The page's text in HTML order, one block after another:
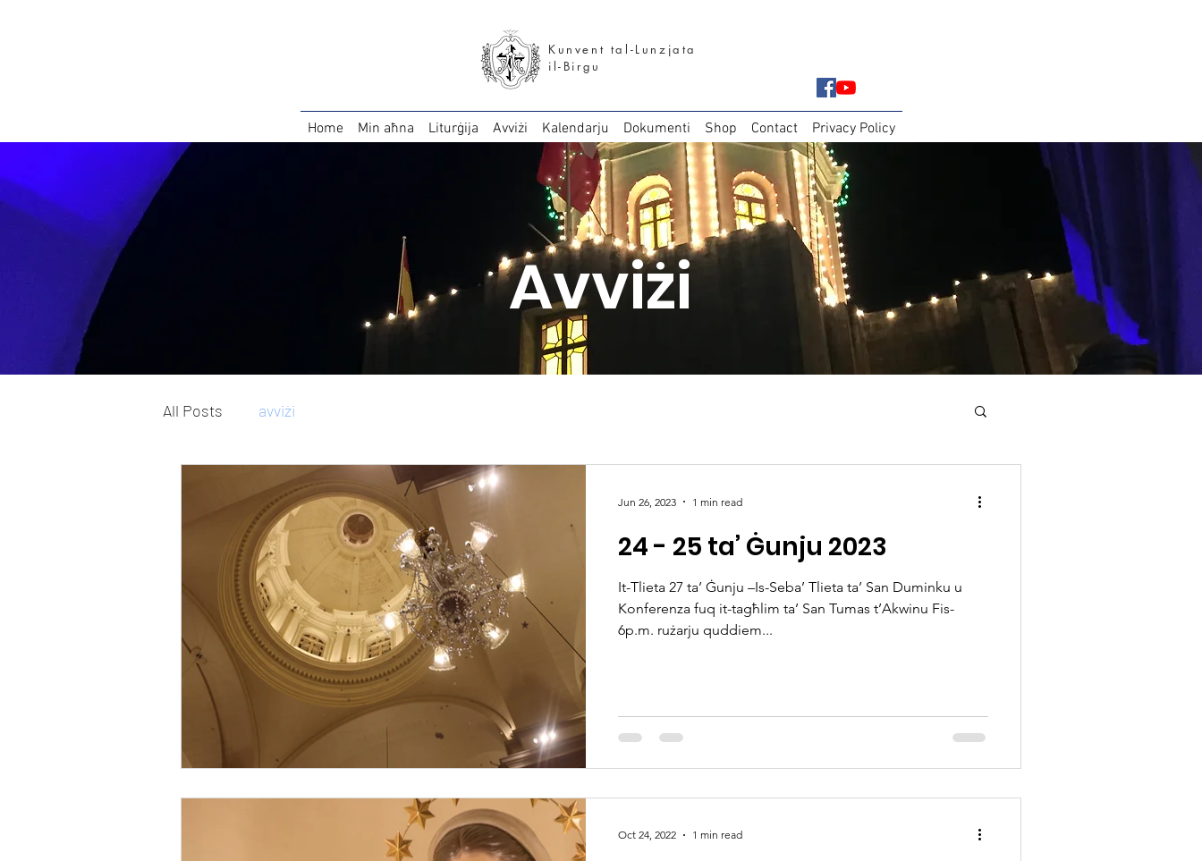
Kunvent tal-Lunzjata
il-Birgu
Home Min aħna Liturġija Avviżi Kalendarju Dokumenti Shop Contact Privacy Policy
Avviżi
All Posts avviżi
24 - 25 ta’ Ġunju 2023
It-Tlieta 27 ta’ Ġunju –Is-Seba’ Tlieta ta’ San Duminku u
Konferenza fuq it-tagħlim ta’ San Tumas t’Akwinu Fis-
6p.m. rużarju quddiem...
Jun 26, 2023 1 min read
Oct 24, 2022 1 min read